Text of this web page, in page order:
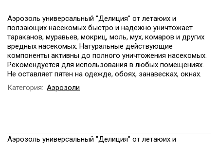
Аэрозоль универсальный "Делиция" от летаюих и
ползающих насекомых быстро и надежно уничтожает
тараканов, муравьев, мокриц, моль, мух, комаров и других
вредных насекомых. Натуральные действующие
компоненты активны до полного уничтожения насекомых.
Рекомендуется для использования в любых помещениях.
Не оставляет пятен на одежде, обоях, занавесках, окнах.
Категория: Аэрозоли
Аэрозоль универсальный "Делиция" от летаюих и